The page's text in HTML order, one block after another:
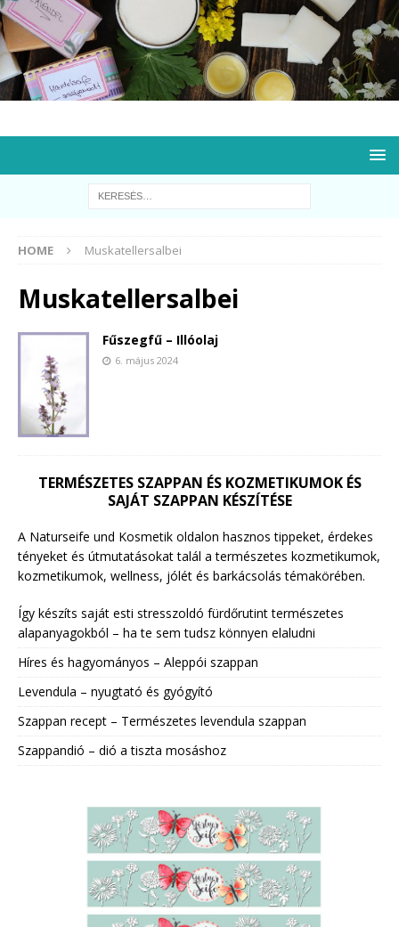
HOME Muskatellersalbei
Muskatellersalbei
Fűszegfű – Illóolaj
6. május 2024
TERMÉSZETES SZAPPAN ÉS KOZMETIKUMOK ÉS
SAJÁT SZAPPAN KÉSZÍTÉSE
A Naturseife und Kosmetik oldalon hasznos tippeket, érdekes
tényeket és útmutatásokat talál a természetes kozmetikumok,
kozmetikumok, wellness, jólét és barkácsolás témakörében.
Így készíts saját esti stresszoldó fürdőrutint természetes
alapanyagokból – ha te sem tudsz könnyen elaludni
Híres és hagyományos – Aleppói szappan
Levendula – nyugtató és gyógyító
Szappan recept – Természetes levendula szappan
Szappandió – dió a tiszta mosáshoz